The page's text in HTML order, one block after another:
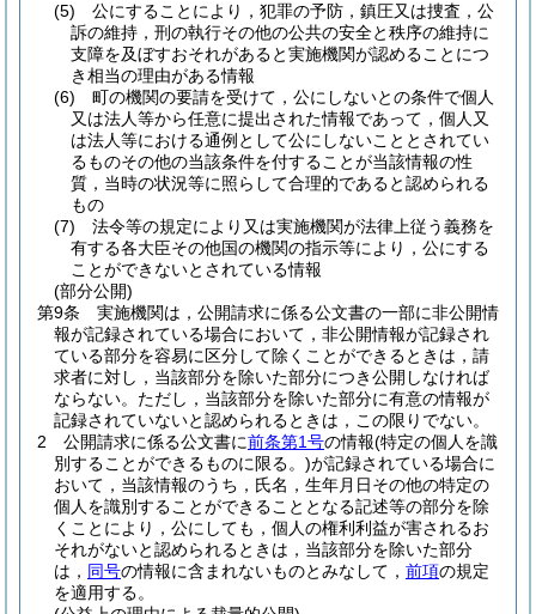
(5)
公にすることにより，犯罪の予防，鎮圧又は捜査，公
訴の維持，刑の執行その他の公共の安全と秩序の維持に
支障を及ぼすおそれがあると実施機関が認めることにつ
き相当の理由がある情報
(6)
町の機関の要請を受けて，公にしないとの条件で個人
又は法人等から任意に提出された情報であって，個人又
は法人等における通例として公にしないこととされてい
るものその他の当該条件を付することが当該情報の性
質，当時の状況等に照らして合理的であると認められる
もの
(7)
法令等の規定により又は実施機関が法律上従う義務を
有する各大臣その他国の機関の指示等により，公にする
ことができないとされている情報
(部分公開)
第9条
実施機関は，公開請求に係る公文書の一部に非公開情
報が記録されている場合において，非公開情報が記録され
ている部分を容易に区分して除くことができるときは，請
求者に対し，当該部分を除いた部分につき公開しなければ
ならない。 ただし，当該部分を除いた部分に有意の情報が
記録されていないと認められるときは，この限りでない。
2
公開請求に係る公文書に前条第1号の情報(特定の個人を識
別することができるものに限る。)が記録されている場合に
おいて，当該情報のうち，氏名，生年月日その他の特定の
個人を識別することができることとなる記述等の部分を除
くことにより，公にしても，個人の権利利益が害されるお
それがないと認められるときは，当該部分を除いた部分
は， 同号の情報に含まれないものとみなして， 前項の規定
を適用する。